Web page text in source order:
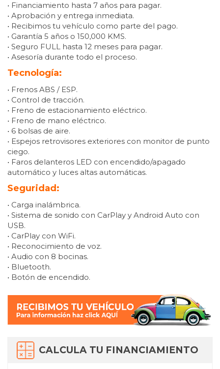
• Financiamiento hasta 7 años para pagar.
• Aprobación y entrega inmediata.
• Recibimos tu vehículo como parte del pago.
• Garantía 5 años o 150,000 KMS.
• Seguro FULL hasta 12 meses para pagar.
• Asesoría durante todo el proceso.
Tecnología:
• Frenos ABS / ESP.
• Control de tracción.
• Freno de estacionamiento eléctrico.
• Freno de mano eléctrico.
• 6 bolsas de aire.
• Espejos retrovisores exteriores con monitor de punto
ciego.
• Faros delanteros LED con encendido/apagado
automático y luces altas automáticas.
Seguridad:
• Carga inalámbrica.
• Sistema de sonido con CarPlay y Android Auto con
USB.
• CarPlay con WiFi.
• Reconocimiento de voz.
• Audio con 8 bocinas.
• Bluetooth.
• Botón de encendido.
CALCULA TU FINANCIAMIENTO